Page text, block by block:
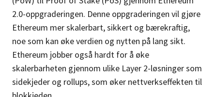
2.0-oppgraderingen. Denne oppgraderingen vil gjøre
Ethereum mer skalerbart, sikkert og bærekraftig,
noe som kan øke verdien og nytten på lang sikt.
Ethereum jobber også hardt for å øke
skalerbarheten gjennom ulike Layer 2-løsninger som
sidekjeder og rollups, som øker nettverkseffekten til